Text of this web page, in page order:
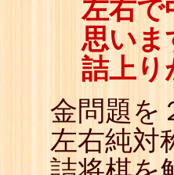
左右で
思いま
詰上り
金問題を
左右純対